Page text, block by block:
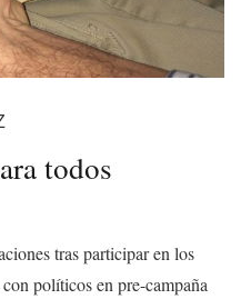
todos
tras participar en los
políticos en pre-campaña